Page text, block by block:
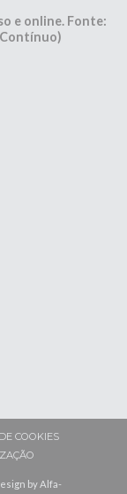
e online. Fonte:
COOKIES
by Alfa-